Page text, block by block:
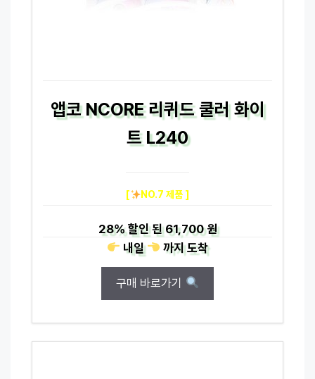
앱코 NCORE 리퀴드 쿨러 화이
트 L240
[ NO.7 제품 ]
28%할인 된61,700 원
내일
까지도착
구매 바로가기